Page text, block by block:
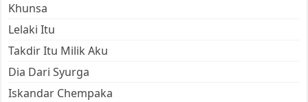
Khunsa
Lelaki Itu
Takdir Itu Milik Aku
Dia Dari Syurga
Iskandar Chempaka